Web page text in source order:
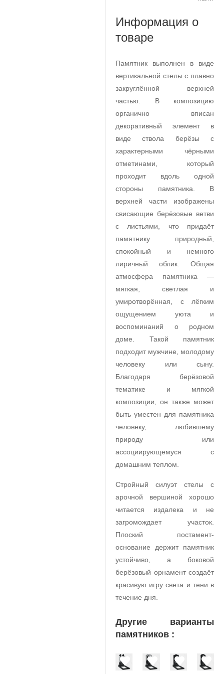
Информация о
товаре
Памятник выполнен в виде
вертикальной стелы с плавно
закруглённой верхней
частью. В композицию
органично вписан
декоративный элемент в
виде ствола берёзы с
характерными чёрными
отметинами, который
проходит вдоль одной
стороны памятника. В
верхней части изображены
свисающие берёзовые ветви
с листьями, что придаёт
памятнику природный,
спокойный и немного
лиричный облик. Общая
атмосфера памятника —
мягкая, светлая и
умиротворённая, с лёгким
ощущением уюта и
воспоминаний о родном
доме. Такой памятник
подходит мужчине, молодому
человеку или сыну.
Благодаря берёзовой
тематике и мягкой
композиции, он также может
быть уместен для памятника
человеку, любившему
природу или
ассоциирующемуся с
домашним теплом.
Стройный силуэт стелы с
арочной вершиной хорошо
читается издалека и не
загромождает участок.
Плоский постамент-
основание держит памятник
устойчиво, а боковой
берёзовый орнамент создаёт
красивую игру света и тени в
течение дня.
Другие варианты
памятников :